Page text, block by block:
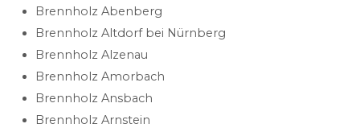
Brennholz Abenberg
Brennholz Altdorf bei Nürnberg
Brennholz Alzenau
Brennholz Amorbach
Brennholz Ansbach
Brennholz Arnstein